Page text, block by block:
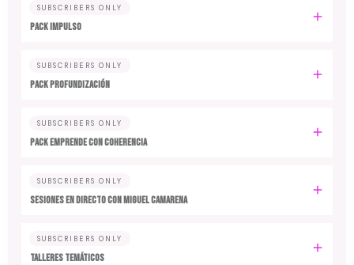
SUBSCRIBERS ONLY
PACK IMPULSO
SUBSCRIBERS ONLY
PACK PROFUNDIZACIÓN
SUBSCRIBERS ONLY
PACK EMPRENDE CON COHERENCIA
SUBSCRIBERS ONLY
SESIONES EN DIRECTO CON MIGUEL CAMARENA
SUBSCRIBERS ONLY
TALLERES TEMÁTICOS